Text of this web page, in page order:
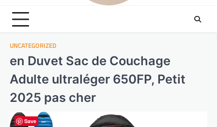
UNCATEGORIZED
en Duvet Sac de Couchage
Adulte ultraléger 650FP, Petit
2025 pas cher
Save